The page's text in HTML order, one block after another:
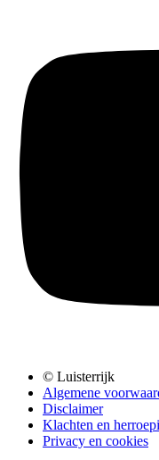
© Luisterrijk
Algemene
Disclaimer
Klachten en
Privacy en cookies